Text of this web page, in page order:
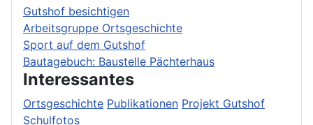
Gutshof besichtigen
Arbeitsgruppe Ortsgeschichte
Sport auf dem Gutshof
Bautagebuch: Baustelle Pächterhaus
Interessantes
Ortsgeschichte Publikationen Projekt Gutshof
Schulfotos